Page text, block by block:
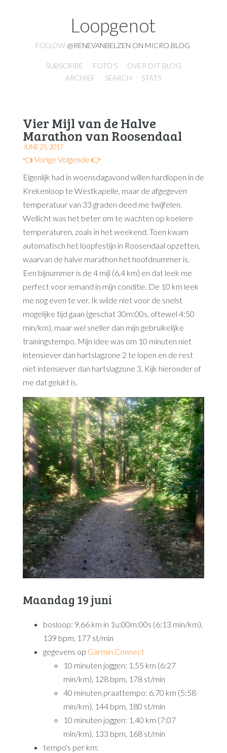
Loopgenot
FOLLOW @RENEVANBELZEN ON MICRO.BLOG
SUBSCRIBE FOTO'S
OVER DIT BLOG
ARCHIEF
SEARCH STATS
Vier Mijl van de Halve
Marathon van Roosendaal
JUNE 25, 2017
👈 Vorige Volgende 👉
Eigenlijk had in woensdagavond willen hardlopen in de
Krekenloop te Westkapelle, maar de afgegeven
temperatuur van 33 graden deed me twijfelen.
Wellicht was het beter om te wachten op koelere
temperaturen, zoals in het weekend. Toen kwam
automatisch het loopfestijn in Roosendaal opzetten,
waarvan de halve marathon het hoofdnummer is.
Een bijnummer is de 4 mijl (6,4 km) en dat leek me
perfect voor iemand in mijn conditie. De 10 km leek
me nog even te ver. Ik wilde niet voor de snelst
mogelijke tijd gaan (geschat 30m:00s, oftewel 4:50
min/km), maar wel sneller dan mijn gebruikelijke
trainingstempo. Mijn idee was om 10 minuten niet
intensiever dan hartslagzone 2 te lopen en de rest
niet intensiever dan hartslagzone 3. Kijk hieronder of
me dat gelukt is.
Maandag 19 juni
bosloop: 9,66 km in 1u:00m:00s (6:13 min/km),
139 bpm, 177 st/min
gegevens op Garmin Connect
10 minuten joggen: 1,55 km (6:27
min/km), 128 bpm, 178 st/min
40 minuten praattempo: 6,70 km (5:58
min/km), 144 bpm, 180 st/min
10 minuten joggen: 1,40 km (7:07
min/km), 133 bpm, 168 st/min
tempo's per km: